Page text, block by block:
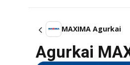
MAXIMA Agurkai
Agurkai